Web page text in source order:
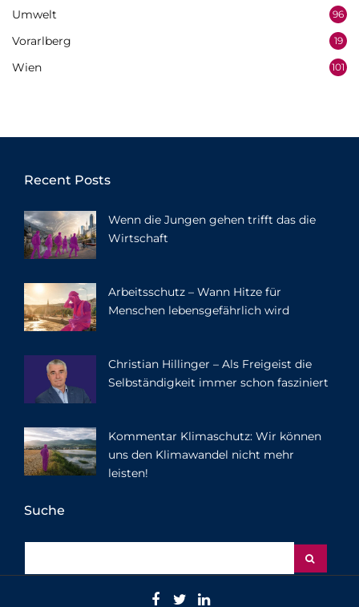
Umwelt 96
Vorarlberg 19
Wien 101
Recent Posts
Wenn die Jungen gehen trifft das die
Wirtschaft
Arbeitsschutz – Wann Hitze für
Menschen lebensgefährlich wird
Christian Hillinger – Als Freigeist die
Selbständigkeit immer schon fasziniert
Kommentar Klimaschutz: Wir können
uns den Klimawandel nicht mehr
leisten!
Suche